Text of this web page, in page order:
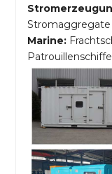
Stromaggregate
Marine:
Patrouillenschiffe